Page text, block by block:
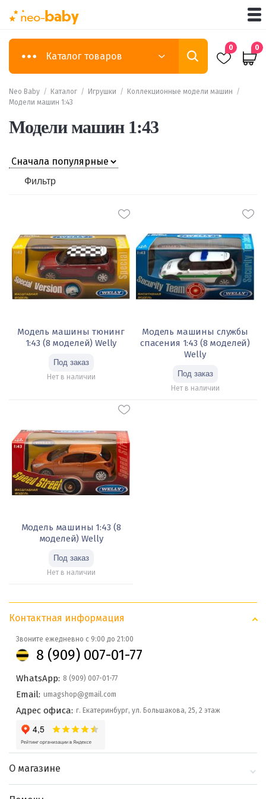
Каталог товаров
0 0
Neo Baby / Каталог / Игрушки / Коллекционные модели машин /
Модели машин 1:43
Модели машин 1:43
Фильтр
Модель машины тюнинг
1:43 (8 моделей) Welly
Нет в наличии
Модель машины службы
спасения 1:43 (8 моделей)
Welly
Нет в наличии
Модель машины 1:43 (8
моделей) Welly
Нет в наличии
Контактная информация
Звоните ежедневно с 9:00 до 21:00
8 (909) 007-01-77
WhatsApp: 8 (909) 007-01-77
Email: umagshop@gmail.com
Адрес офиса: г. Екатеринбург, ул. Большакова, 25, 2 этаж
О магазине